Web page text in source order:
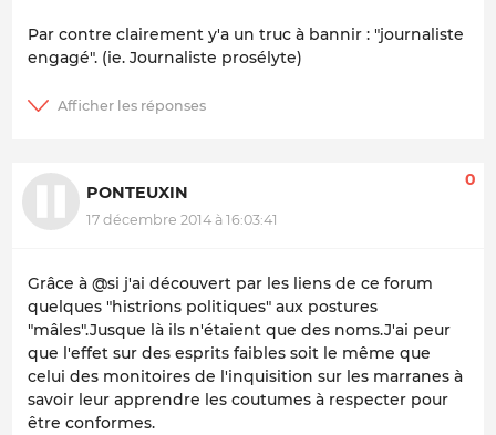
Par contre clairement y'a un truc à bannir : "journaliste
engagé". (ie. Journaliste prosélyte)
PONTEUXIN
17 décembre 2014 à 16:03:41
0
Grâce à @si j'ai découvert par les liens de ce forum
quelques "histrions politiques" aux postures
"mâles".Jusque là ils n'étaient que des noms.J'ai peur
que l'effet sur des esprits faibles soit le même que
celui des monitoires de l'inquisition sur les marranes à
savoir leur apprendre les coutumes à respecter pour
être conformes.